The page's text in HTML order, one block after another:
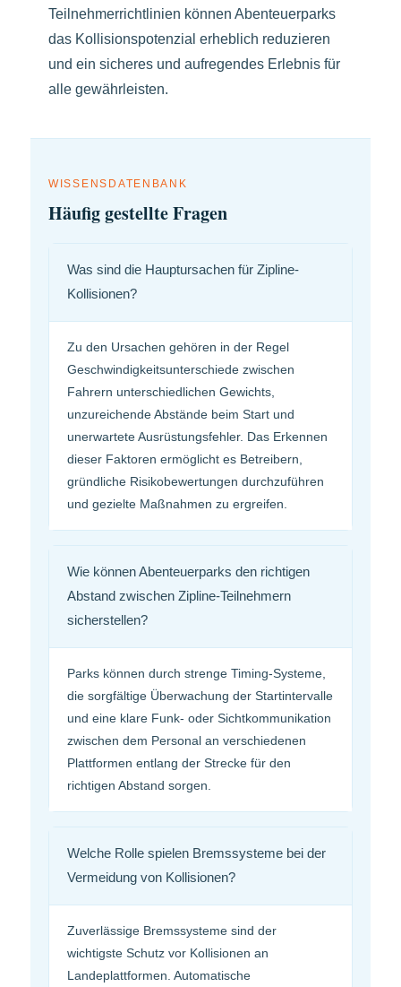
Teilnehmerrichtlinien können Abenteuerparks
das Kollisionspotenzial erheblich reduzieren
und ein sicheres und aufregendes Erlebnis für
alle gewährleisten.
WISSENSDATENBANK
Häufig gestellte Fragen
Was sind die Hauptursachen für Zipline-
Kollisionen?
Zu den Ursachen gehören in der Regel
Geschwindigkeitsunterschiede zwischen
Fahrern unterschiedlichen Gewichts,
unzureichende Abstände beim Start und
unerwartete Ausrüstungsfehler. Das Erkennen
dieser Faktoren ermöglicht es Betreibern,
gründliche Risikobewertungen durchzuführen
und gezielte Maßnahmen zu ergreifen.
Wie können Abenteuerparks den richtigen
Abstand zwischen Zipline-Teilnehmern
sicherstellen?
Parks können durch strenge Timing-Systeme,
die sorgfältige Überwachung der Startintervalle
und eine klare Funk- oder Sichtkommunikation
zwischen dem Personal an verschiedenen
Plattformen entlang der Strecke für den
richtigen Abstand sorgen.
Welche Rolle spielen Bremssysteme bei der
Vermeidung von Kollisionen?
Zuverlässige Bremssysteme sind der
wichtigste Schutz vor Kollisionen an
Landeplattformen. Automatische